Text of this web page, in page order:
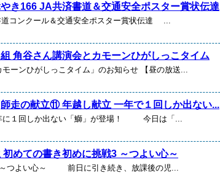
き166 JA共済書道＆交通安全ポスター賞状伝達
コンクール＆交通安全ポスター賞状伝達 ...
組 角谷さん講演会とカモーンひがしっこタイム
ーンひがしっこタイム」のお知らせ 【昼の放送...
師走の献立⑪ 年越し献立 一年で１回しか出ない...
に１回しか出ない「鰤」が登場！ 今日は「...
初めての書き初めに挑戦3 ～つよい心～
つよい心～ 前日に引き続き、放課後の児...